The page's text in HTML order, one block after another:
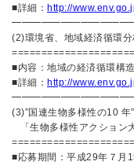
■詳細： http://
(2)環境省、地域経済循環
■内容：地域の経済循環構
■詳細： http://
(3)”国連生物多様性の10 年
「生物多様性アクション
■応募期間：平成29年７月